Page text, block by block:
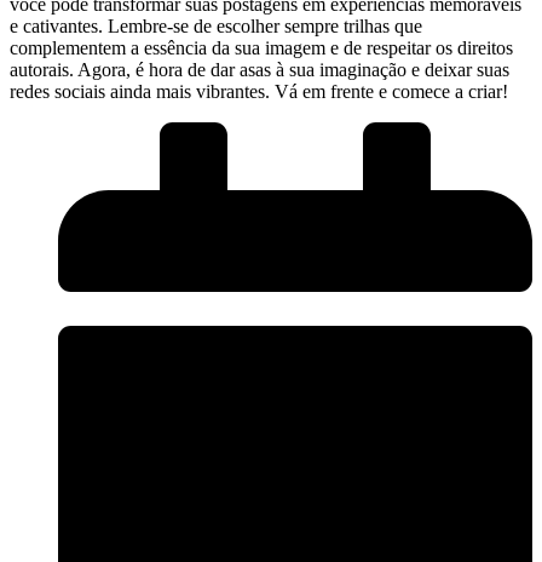
e cativantes. Lembre-se de escolher sempre trilhas que
complementem a ‌essência da sua imagem e de respeitar ‍os direitos
autorais. Agora,‌ é ⁢hora de dar ⁢asas à sua imaginação e deixar suas
redes⁣ sociais ainda mais vibrantes. Vá⁢ em‍ frente ‍e comece a criar!